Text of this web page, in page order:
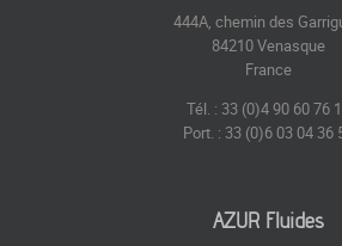
444A, chemin des
84210 Venasque
France
Tél. : 33 (0)4 90 60 76
Port. : 33 (0)6 03 04 36
AZUR Fluides